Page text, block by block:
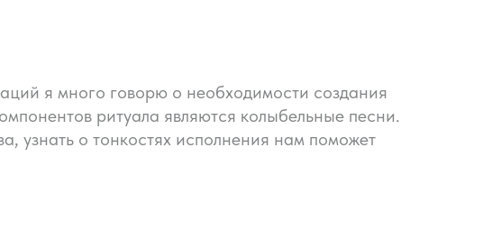
я много говорю о необходимости создания
ритуала являются колыбельные песни.
узнать о тонкостях исполнения нам поможет